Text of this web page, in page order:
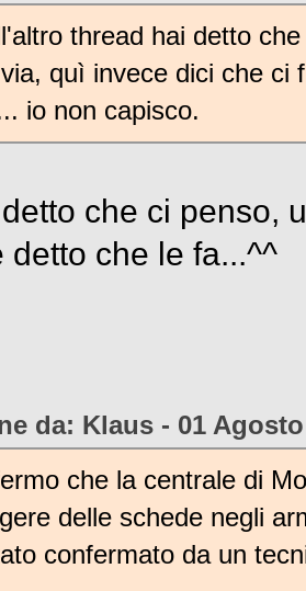
thread hai detto
quì invece dici che ci
io non capisco.
che ci penso,
detto che le fa...^^
da: Klaus - 01 Agosto
che la centrale di
delle schede negli
confermato da un